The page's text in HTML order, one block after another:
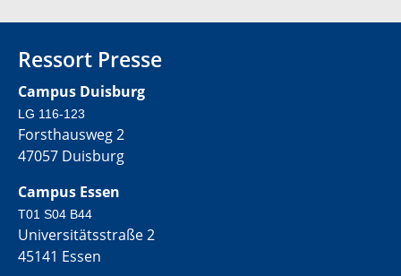
Ressort Presse
Campus Duisburg
LG 116-123
Forsthausweg 2
47057 Duisburg
Campus Essen
T01 S04 B44
Universitätsstraße 2
45141 Essen